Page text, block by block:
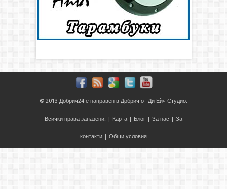
© 2013 Добрич24 е направен в Добрич от Ди Ейч Студио.
Всички права запазени. | Карта Блог За нас За
контакти Общи условия